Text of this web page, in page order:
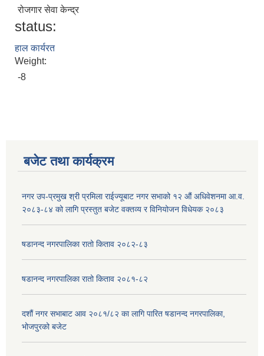
रोजगार सेवा केन्द्र
status:
हाल कार्यरत
Weight:
-8
बजेट तथा कार्यक्रम
नगर उप-प्रमुख श्री प्रमिला राईज्यूबाट नगर सभाको १२ ‍औं अधिवेशनमा आ.व.
२०८३-८४ को लागि प्रस्तुत बजेट वक्तव्य र विनियोजन विधेयक २०८३
षडानन्द नगरपालिका रातो किताव २०८२-८३
षडानन्द नगरपालिका रातो किताव २०८१-८२
दशौं नगर सभाबाट आव २०८१/८२ का लागि पारित षडानन्द नगरपालिका,
भोजपुरको बजेट